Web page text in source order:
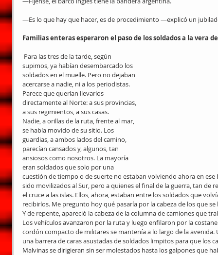
—Es lo que hay que hacer, es de procedimiento —explicó un
Familias enteras esperaron el paso de los soldados a la vera
supimos, ya habían desembarcado los
soldados en el muelle. Pero no dejaban
acercarse a nadie, ni a los periodistas.
Parece que querían llevarlos
directamente al Norte: a sus provincias,
a sus regimientos, a sus casas.
Nadie, a orillas de la ruta, frente al mar,
se había movido de su sitio. Los
guardias, a ambos lados del camino,
parecían cansados y, algunos, tan
ansiosos como nosotros. La mayoría
eran soldados que solo por una
cuestión de tiempo o de suerte no estaban volviendo ahora en
sido movilizados al Sur, pero a quienes el final de la guerra, tan de
el cruce a las islas. Ellos, ahora, estaban entre los soldados que
recibirlos. Me pregunto hoy qué pasaría por la cabeza de los que
Y de repente, apareció la cabeza de la columna de camiones que
Los vehículos avanzaron por la ruta y luego enfilaron por la
cordón compacto de militares se mantenía a lo largo de la avenida.
una barrera de caras asustadas de soldados limpitos para que los
Malvinas se dirigieran sin ser molestados hasta los galpones que